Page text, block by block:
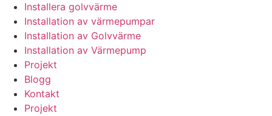
Installera golvvärme
Installation av värmepumpar
Installation av Golvvärme
Installation av Värmepump
Projekt
Blogg
Kontakt
Projekt